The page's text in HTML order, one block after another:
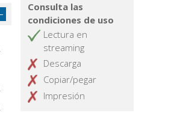
Consulta las
condiciones de uso
Lectura en
streaming
Descarga
Copiar/pegar
Impresión